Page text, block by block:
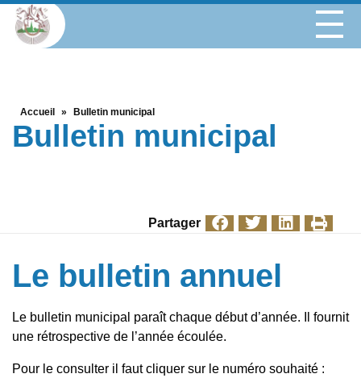
Accueil » Bulletin municipal
Bulletin municipal
Partager
Le bulletin annuel
Le bulletin municipal paraît chaque début d’année. Il fournit
une rétrospective de l’année écoulée.
Pour le consulter il faut cliquer sur le numéro souhaité :